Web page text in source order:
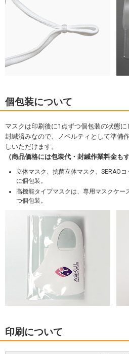
個包装について
マスクは印刷後に1点ずつ個包装の状態に
封緘済みなので、ノベルティとして準備
しいただけます。
（商品価格には包装代・封緘作業料金も
立体マスク、抗菌立体マスク、SERAO
に個包装。
高機能タイプマスクは、専用マスクケー
つ個包装。
印刷について